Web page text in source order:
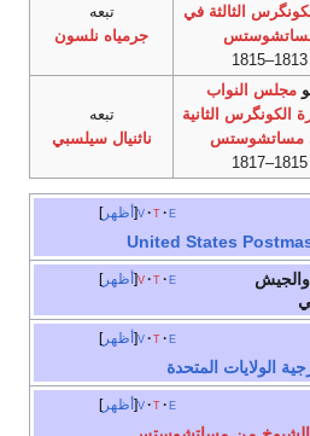
الثالثة في
1813–1815
تبعه
جرمياه نلسون
مجلس النواب
الكونگرس الثانية
مساتشوستس
1815–1817
تبعه
ناثنيال سيلسبي
أظهر v t e
United States
أظهر v t e
أظهر v t e
الولايات المتحدة
أظهر v t e